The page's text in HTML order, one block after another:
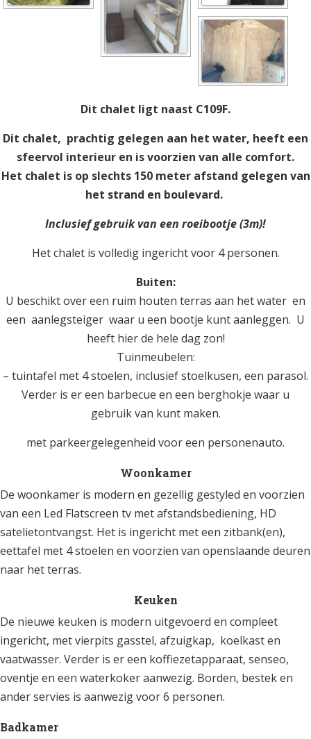
Dit chalet ligt naast C109F.
Dit chalet, prachtig gelegen aan het water, heeft een
sfeervol interieur en is voorzien van alle comfort.
Het chalet is op slechts 150 meter afstand gelegen van
het strand en boulevard.
Inclusief gebruik van een roeibootje (3m)!
Het chalet is volledig ingericht voor 4 personen.
Buiten:
U beschikt over een ruim houten terras aan het water en
een aanlegsteiger waar u een bootje kunt aanleggen. U
heeft hier de hele dag zon!
Tuinmeubelen:
– tuintafel met 4 stoelen, inclusief stoelkusen, een parasol.
Verder is er een barbecue en een berghokje waar u
gebruik van kunt maken.
met parkeergelegenheid voor een personenauto.
Woonkamer
De woonkamer is modern en gezellig gestyled en voorzien
van een Led Flatscreen tv met afstandsbediening, HD
satelietontvangst. Het is ingericht met een zitbank(en),
eettafel met 4 stoelen en voorzien van openslaande deuren
naar het terras.
Keuken
De nieuwe keuken is modern uitgevoerd en compleet
ingericht, met vierpits gasstel, afzuigkap, koelkast en
vaatwasser. Verder is er een koffiezetapparaat, senseo,
oventje en een waterkoker aanwezig. Borden, bestek en
ander servies is aanwezig voor 6 personen.
Badkamer